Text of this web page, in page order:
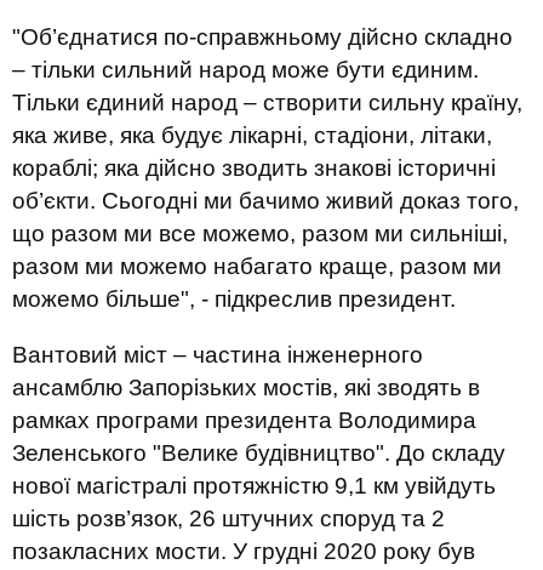
"Об’єднатися по-справжньому дійсно складно
– тільки сильний народ може бути єдиним.
Тільки єдиний народ – створити сильну країну,
яка живе, яка будує лікарні, стадіони, літаки,
кораблі; яка дійсно зводить знакові історичні
об’єкти. Сьогодні ми бачимо живий доказ того,
що разом ми все можемо, разом ми сильніші,
разом ми можемо набагато краще, разом ми
можемо більше", - підкреслив президент.
Вантовий міст – частина інженерного
ансамблю Запорізьких мостів, які зводять в
рамках програми президента Володимира
Зеленського "Велике будівництво". До складу
нової магістралі протяжністю 9,1 км увійдуть
шість розв’язок, 26 штучних споруд та 2
позакласних мости. У грудні 2020 року був